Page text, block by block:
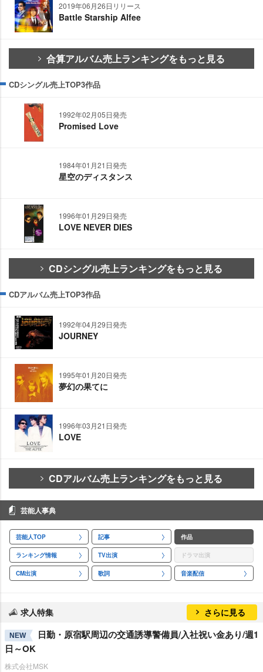
2019年06月26日リリース
Battle Starship Alfee
合算アルバム売上ランキングをもっと見る
CDシングル売上TOP3作品
1992年02月05日発売
Promised Love
1984年01月21日発売
星空のディスタンス
1996年01月29日発売
LOVE NEVER DIES
CDシングル売上ランキングをもっと見る
CDアルバム売上TOP3作品
1992年04月29日発売
JOURNEY
1995年01月20日発売
夢幻の果てに
1996年03月21日発売
LOVE
CDアルバム売上ランキングをもっと見る
芸能人事典
芸能人TOP 記事 作品
ランキング情報 TV出演 ドラマ出演
CM出演 歌詞 音楽配信
求人特集 さらに見る
NEW
日勤・原宿駅周辺の交通誘導警備員/入社祝い金あり/週1
日～OK
株式会社MSK